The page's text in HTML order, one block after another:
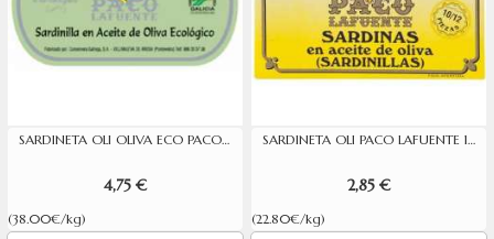
SARDINETA OLI OLIVA ECO PACO LAFUENTE 16/18 P
4,75 €
(38.00€/kg)
SARDINETA OLI PACO LAFUENTE 10/12P.125G
2,85 €
(22.80€/kg)